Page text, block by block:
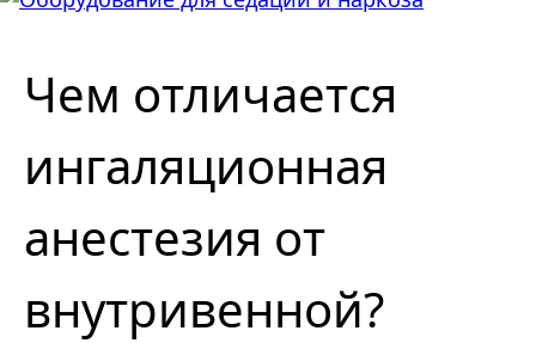
Чем отличается
ингаляционная
анестезия от
внутривенной?